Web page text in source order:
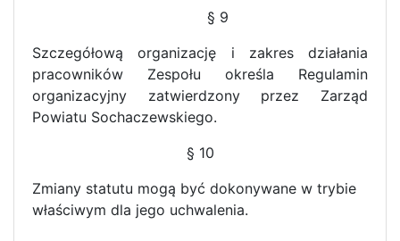
§ 9
Szczegółową organizację i zakres działania
pracowników Zespołu określa Regulamin
organizacyjny zatwierdzony przez Zarząd
Powiatu Sochaczewskiego.
§ 10
Zmiany statutu mogą być dokonywane w trybie
właściwym dla jego uchwalenia.